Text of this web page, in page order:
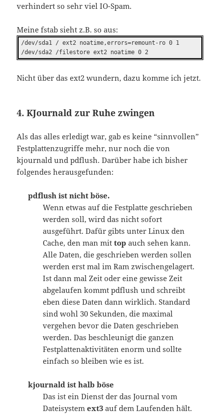
verhindert so sehr viel IO-Spam.
Meine fstab sieht z.B. so aus:
/dev/sda1 / ext2 noatime,errors=remount-ro 0 1
/dev/sda2 /filestore ext2 noatime 0 2
Nicht über das ext2 wundern, dazu komme ich jetzt.
4. KJournald zur Ruhe zwingen
Als das alles erledigt war, gab es keine “sinnvollen”
Festplattenzugriffe mehr, nur noch die von
kjournald und pdflush. Darüber habe ich bisher
folgendes herausgefunden:
pdflush ist nicht böse.
Wenn etwas auf die Festplatte geschrieben
werden soll, wird das nicht sofort
ausgeführt. Dafür gibts unter Linux den
Cache, den man mit top auch sehen kann.
Alle Daten, die geschrieben werden sollen
werden erst mal im Ram zwischengelagert.
Ist dann mal Zeit oder eine gewisse Zeit
abgelaufen kommt pdflush und schreibt
eben diese Daten dann wirklich. Standard
sind wohl 30 Sekunden, die maximal
vergehen bevor die Daten geschrieben
werden. Das beschleunigt die ganzen
Festplattenaktivitäten enorm und sollte
einfach so bleiben wie es ist.
kjournald ist halb böse
Das ist ein Dienst der das Journal vom
Dateisystem ext3auf dem Laufenden hält.